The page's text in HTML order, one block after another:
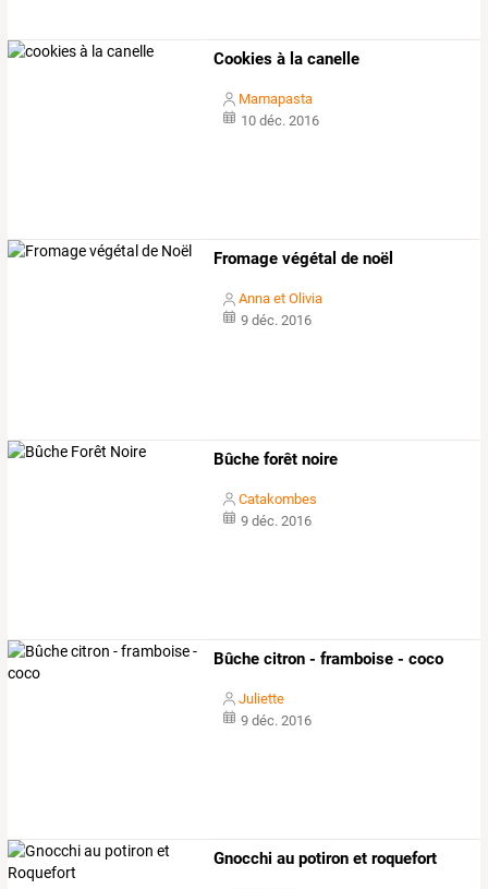
Cookies à la canelle
Mamapasta
10 déc. 2016
Fromage végétal de noël
Anna et Olivia
9 déc. 2016
Bûche forêt noire
Catakombes
9 déc. 2016
Bûche citron - framboise - coco
Juliette
9 déc. 2016
Gnocchi au potiron et roquefort